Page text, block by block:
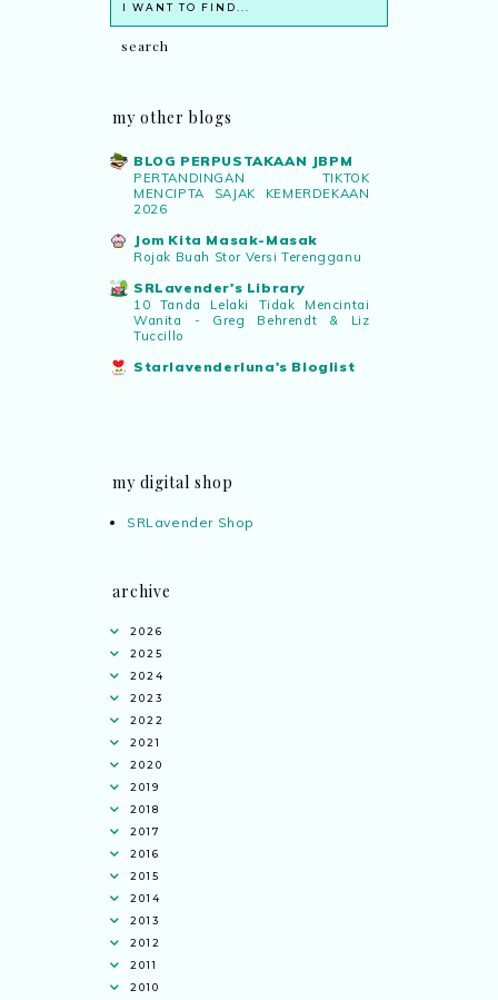
my other blogs
BLOG PERPUSTAKAAN JBPM
PERTANDINGAN TIKTOK
MENCIPTA SAJAK KEMERDEKAAN
2026
Jom Kita Masak-Masak
Rojak Buah Stor Versi Terengganu
SRLavender's Library
10 Tanda Lelaki Tidak Mencintai
Wanita - Greg Behrendt & Liz
Tuccillo
Starlavenderluna's Bloglist
my digital shop
SRLavender Shop
archive
2026
2025
2024
2023
2022
2021
2020
2019
2018
2017
2016
2015
2014
2013
2012
2011
2010